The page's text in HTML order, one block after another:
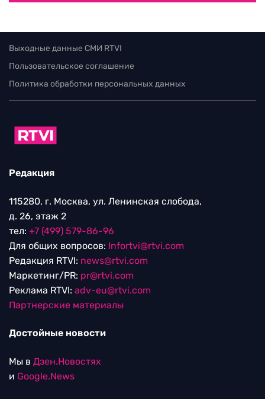
Выходные данные СМИ RTVI
Пользовательское соглашение
Политика обработки персональных данных
Редакция
115280, г. Москва, ул. Ленинская слобода,
д. 26, этаж 2
тел: +7 (499) 579-86-96
Для общих вопросов: Infortvi@rtvi.com
Редакция RTVI: news@rtvi.com
Маркетинг/PR: pr@rtvi.com
Реклама RTVI: adv-eu@rtvi.com
Партнерские материалы
Достойные новости
Мы в Дзен.Новостях
и Google.News